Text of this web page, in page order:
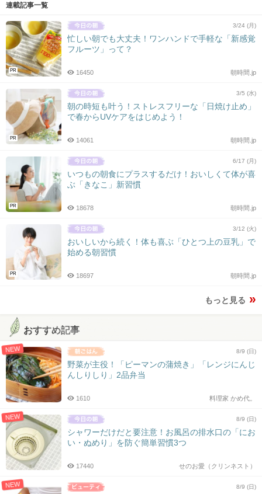
連載記事一覧
PR
3/24 (月)
忙しい朝でも大丈夫！ワンハンドで手軽な「新感覚
フルーツ」って？
朝時間.jp
16450
PR
3/5 (水)
朝の時短も叶う！ストレスフリーな「日焼け止め」
で春からUVケアをはじめよう！
朝時間.jp
14061
PR
6/17 (月)
いつもの朝食にプラスするだけ！おいしくて体が喜
ぶ「きなこ」新習慣
朝時間.jp
18678
PR
3/12 (火)
おいしいから続く！体も喜ぶ「ひとつ上の豆乳」で
始める朝習慣
朝時間.jp
18697
もっと見る
おすすめ記事
NEW 8/9 (日)
野菜が主役！「ピーマンの蒲焼き」「レンジにんじ
んしりしり」2品弁当
料理家 かめ代。
1610
NEW 8/9 (日)
シャワーだけだと要注意！お風呂の排水口の「にお
い・ぬめり」を防ぐ簡単習慣3つ
せのお愛（クリンネスト）
17440
NEW 8/9 (日)